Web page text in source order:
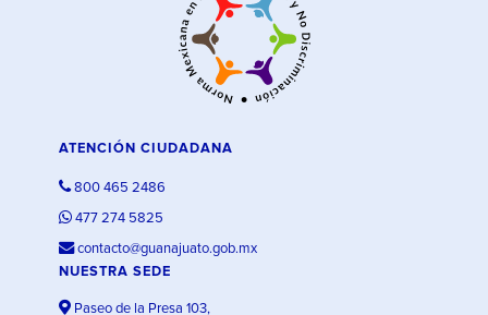
ATENCIÓN CIUDADANA
800 465 2486
477 274 5825
contacto@guanajuato.gob.mx
NUESTRA SEDE
Paseo de la Presa 103,